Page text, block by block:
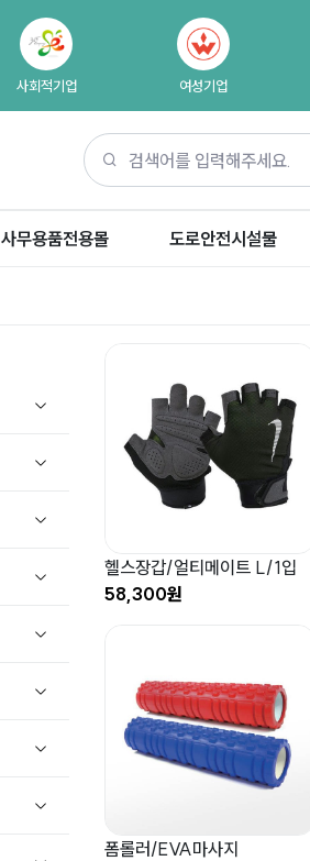
사회적기업 여성기업
사무용품전용몰 도로안전시설물
헬스장갑/얼티메이트 L/1입
58,300원
폼롤러/EVA마사지